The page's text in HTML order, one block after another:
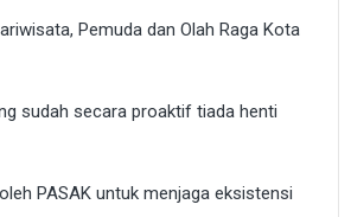
Pemuda dan Olah Raga Kota
sudah secara proaktif tiada henti
PASAK untuk menjaga eksistensi